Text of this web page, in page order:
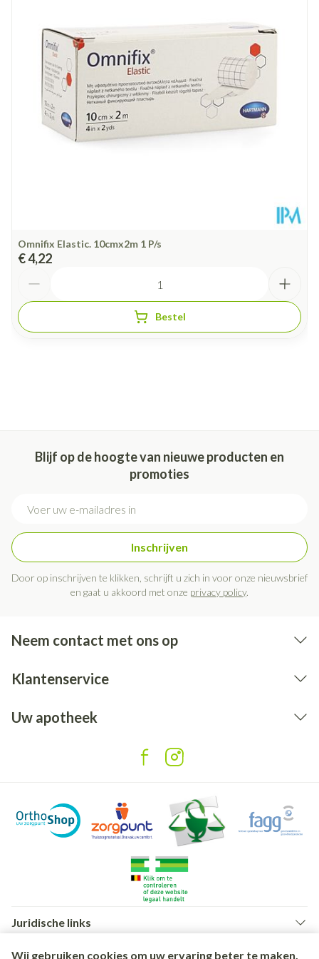
Wij gebruiken cookies om uw ervaring beter te maken.
Hoeveelheid
Verpakking
1 p/s
Behoud Kamertemperatuur (15°C - 25°C)
Omnifix Elastic. 10cmx2m 1 P/s
€ 4,22
Bestel
Blijf op de hoogte van nieuwe producten en
promoties
Inschrijven
Door op inschrijven te klikken, schrijft u zich in voor onze nieuwsbrief
en gaat u akkoord met onze privacy policy.
Neem contact met ons op
Klantenservice
Uw apotheek
Juridische links